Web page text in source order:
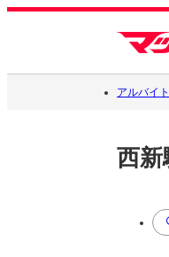
アルバイ
西新